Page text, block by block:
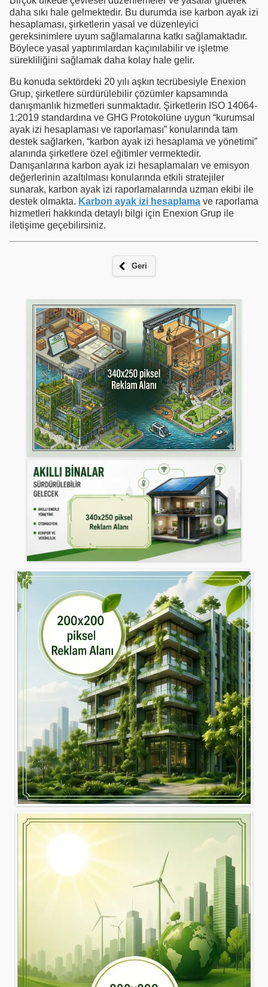
daha sıkı hale gelmektedir. Bu durumda ise karbon ayak izi
hesaplaması, şirketlerin yasal ve düzenleyici
gereksinimlere uyum sağlamalarına katkı sağlamaktadır.
Böylece yasal yaptırımlardan kaçınılabilir ve işletme
sürekliliğini sağlamak daha kolay hale gelir.
Bu konuda sektördeki 20 yılı aşkın tecrübesiyle Enexion
Grup, şirketlere sürdürülebilir çözümler kapsamında
danışmanlık hizmetleri sunmaktadır. Şirketlerin ISO 14064-
1:2019 standardına ve GHG Protokolüne uygun “kurumsal
ayak izi hesaplaması ve raporlaması” konularında tam
destek sağlarken, “karbon ayak izi hesaplama ve yönetimi”
alanında şirketlere özel eğitimler vermektedir.
Danışanlarına karbon ayak izi hesaplamaları ve emisyon
değerlerinin azaltılması konularında etkili stratejiler
sunarak, karbon ayak izi raporlamalarında uzman ekibi ile
destek olmakta. Karbon ayak izi hesaplama ve raporlama
hizmetleri hakkında detaylı bilgi için Enexion Grup ile
iletişime geçebilirsiniz.
Geri